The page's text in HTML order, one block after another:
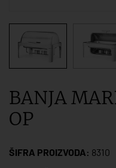
BANJA
OP
ŠIFRA PROIZVODA: 8310